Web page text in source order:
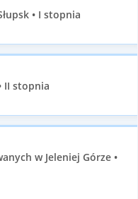
• I stopnia
II stopnia
w Jeleniej Górze •